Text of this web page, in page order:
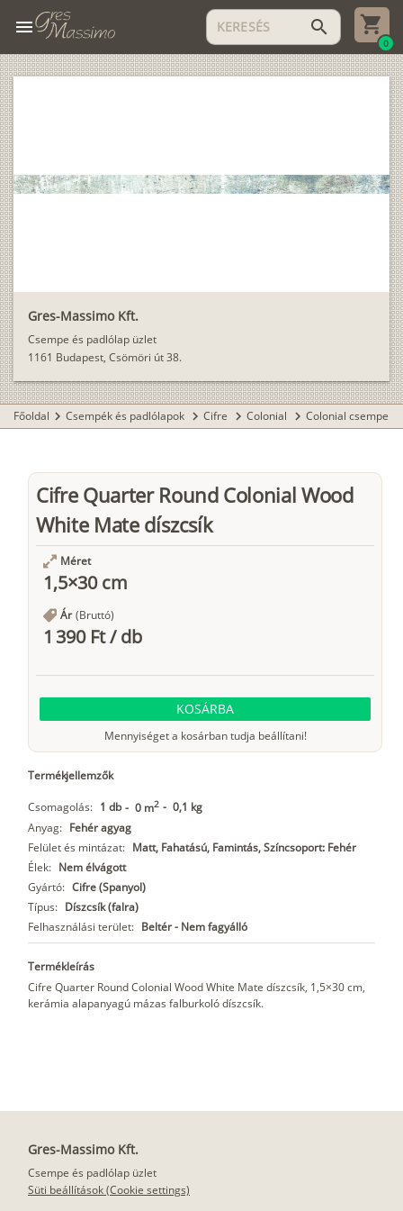
menu search
0
Gres-Massimo Kft.
Csempe és padlólap üzlet
1161 Budapest, Csömöri út 38.
Főoldal chevron_right Csempék és padlólapok chevron_right Cifre chevron_right Colonial chevron_right Colonial csempe
Cifre Quarter Round Colonial Wood
White Mate díszcsík
Méret
1,5×30 cm
Ár (Bruttó)
1 390 Ft/db
KOSÁRBA
Mennyiséget a kosárban tudja beállítani!
Termékjellemzők
Csomagolás: 1 db - 0 m2 - 0,1 kg
Anyag: Fehér agyag
Felület és mintázat: Matt, Fahatású, Famintás, Színcsoport: Fehér
Élek: Nem élvágott
Gyártó: Cifre (Spanyol)
Típus: Díszcsík (falra)
Felhasználási terület: Beltér - Nem fagyálló
Termékleírás
Cifre Quarter Round Colonial Wood White Mate díszcsík, 1,5×30 cm,
kerámia alapanyagú mázas falburkoló díszcsík.
Gres-Massimo Kft.
Csempe és padlólap üzlet
Süti beállítások (Cookie settings)